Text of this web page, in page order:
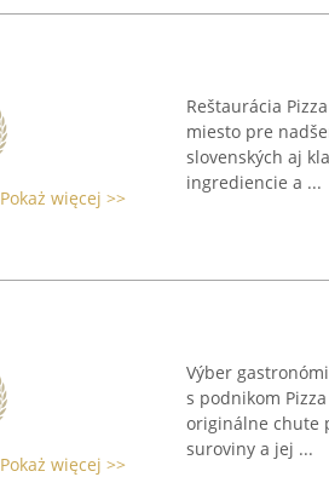
Pokaż więcej >>
Reštaurácia
miesto pre
slovenských aj
ingrediencie a ...
Pokaż więcej >>
Výber
s podnikom
originálne chute
suroviny a jej ...